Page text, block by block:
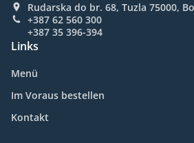
Rudarska do br. 68, Tuzla 75000,
+387 62 560 300
+387 35 396-394
Links
Menü
Im Voraus bestellen
Kontakt